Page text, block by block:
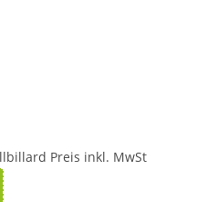
Preis inkl. MwSt